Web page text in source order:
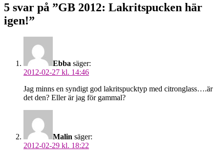
5 svar på ”GB 2012: Lakritspucken här
igen!”
Ebba säger:
2012-02-27 kl. 14:46
Jag minns en syndigt god lakritspucktyp med citronglass….är
det den? Eller är jag för gammal?
Malin säger:
2012-02-29 kl. 18:22